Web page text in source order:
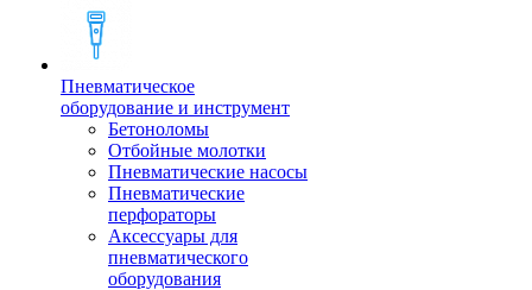
Пневматическое
оборудование и инструмент
Бетоноломы
Отбойные молотки
Пневматические насосы
Пневматические
перфораторы
Аксессуары для
пневматического
оборудования